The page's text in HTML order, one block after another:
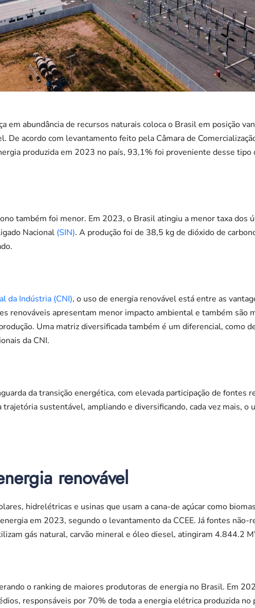
em abundância de recursos naturais coloca o Brasil em posição
De acordo com levantamento feito pela Câmara de
produzida em 2023 no país, 93,1% foi proveniente desse tipo
também foi menor. Em 2023, o Brasil atingiu a menor taxa dos
Nacional (SIN). A produção foi de 38,5 kg de dióxido de
da Indústria (CNI), o uso de energia renovável está entre as
renováveis apresentam menor impacto ambiental e também são
Uma matriz diversificada também é um diferencial, como
da CNI.
da transição energética, com elevada participação de fontes
sustentável, ampliando e diversificando, cada vez mais, o
renovável
hidrelétricas e usinas que usam a cana-de açúcar como
em 2023, segundo o levantamento da CCEE. Já fontes não-
gás natural, carvão mineral e óleo diesel, atingiram 4.844.2
o ranking de maiores produtoras de energia no Brasil. Em
responsáveis por 70% de toda a energia elétrica produzida no